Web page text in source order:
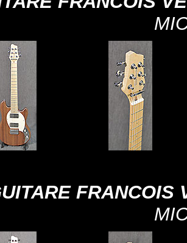
FRANCOIS